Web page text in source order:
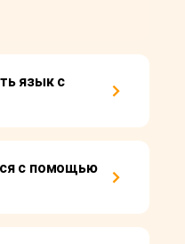
язык с
с помощью